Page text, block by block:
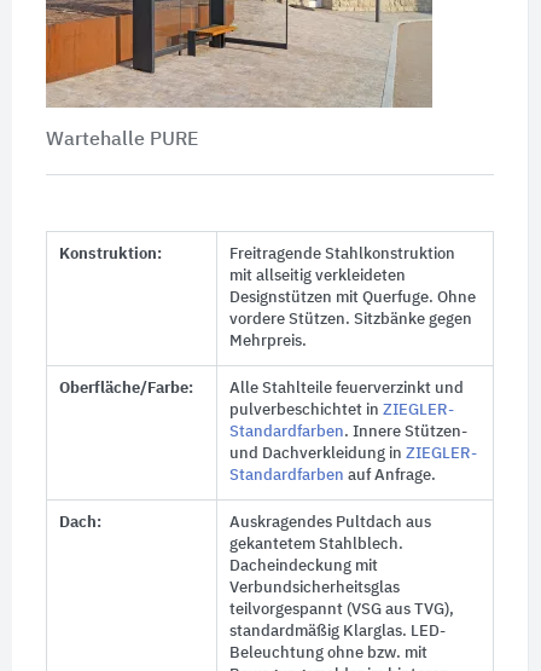
Wartehalle PURE
Konstruktion:
Freitragende Stahlkonstruktion
mit allseitig verkleideten
Designstützen mit Querfuge. Ohne
vordere Stützen. Sitzbänke gegen
Mehrpreis.
Oberfläche/Farbe:
Alle Stahlteile feuerverzinkt und
pulverbeschichtet in ZIEGLER-
Standardfarben. Innere Stützen-
und Dachverkleidung in ZIEGLER-
Standardfarben auf Anfrage.
Dach:
Auskragendes Pultdach aus
gekantetem Stahlblech.
Dacheindeckung mit
Verbundsicherheitsglas
teilvorgespannt (VSG aus TVG),
standardmäßig Klarglas. LED-
Beleuchtung ohne bzw. mit